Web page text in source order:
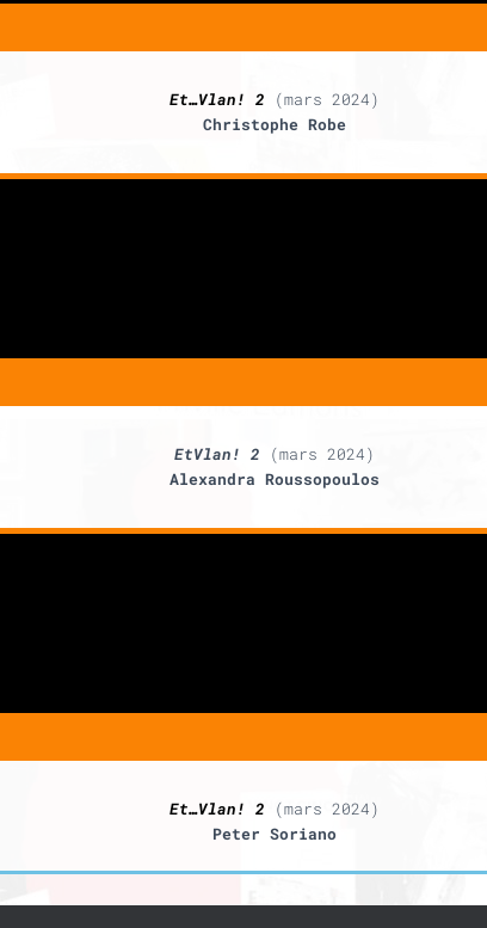
Et…Vlan! 2
(mars 2024)
Christophe Robe
EtVlan! 2
(mars 2024)
Alexandra Roussopoulos
Et…Vlan! 2
(mars 2024)
Peter Soriano